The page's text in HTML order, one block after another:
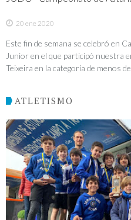
20 ene 2020
Este fin de semana se celebró en
Junior en el que participó nuestra
Teixeira en la categoría de menos
ATLETISMO